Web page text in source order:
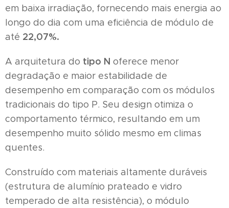
em baixa irradiação, fornecendo mais energia ao
longo do dia com uma eficiência de módulo de
até 22,07%.
A arquitetura do tipo N oferece menor
degradação e maior estabilidade de
desempenho em comparação com os módulos
tradicionais do tipo P. Seu design otimiza o
comportamento térmico, resultando em um
desempenho muito sólido mesmo em climas
quentes.
Construído com materiais altamente duráveis ​​
(estrutura de alumínio prateado e vidro
temperado de alta resistência), o módulo